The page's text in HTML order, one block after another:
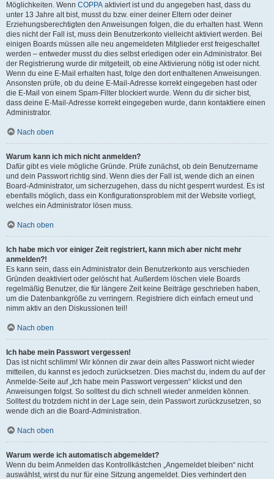
Möglichkeiten. Wenn COPPA aktiviert ist und du angegeben hast, dass du
unter 13 Jahre alt bist, musst du bzw. einer deiner Eltern oder deiner
Erziehungsberechtigten den Anweisungen folgen, die du erhalten hast. Wenn
dies nicht der Fall ist, muss dein Benutzerkonto vielleicht aktiviert werden. Bei
einigen Boards müssen alle neu angemeldeten Mitglieder erst freigeschaltet
werden – entweder musst du dies selbst erledigen oder ein Administrator. Bei
der Registrierung wurde dir mitgeteilt, ob eine Aktivierung nötig ist oder nicht.
Wenn du eine E-Mail erhalten hast, folge den dort enthaltenen Anweisungen.
Ansonsten prüfe, ob du deine E-Mail-Adresse korrekt eingegeben hast oder
die E-Mail von einem Spam-Filter blockiert wurde. Wenn du dir sicher bist,
dass deine E-Mail-Adresse korrekt eingegeben wurde, dann kontaktiere einen
Administrator.
Nach oben
Warum kann ich mich nicht anmelden?
Dafür gibt es viele mögliche Gründe. Prüfe zunächst, ob dein Benutzername
und dein Passwort richtig sind. Wenn dies der Fall ist, wende dich an einen
Board-Administrator, um sicherzugehen, dass du nicht gesperrt wurdest. Es ist
ebenfalls möglich, dass ein Konfigurationsproblem mit der Website vorliegt,
welches ein Administrator lösen muss.
Nach oben
Ich habe mich vor einiger Zeit registriert, kann mich aber nicht mehr
anmelden?!
Es kann sein, dass ein Administrator dein Benutzerkonto aus verschieden
Gründen deaktiviert oder gelöscht hat. Außerdem löschen viele Boards
regelmäßig Benutzer, die für längere Zeit keine Beiträge geschrieben haben,
um die Datenbankgröße zu verringern. Registriere dich einfach erneut und
nimm aktiv an den Diskussionen teil!
Nach oben
Ich habe mein Passwort vergessen!
Das ist nicht schlimm! Wir können dir zwar dein altes Passwort nicht wieder
mitteilen, du kannst es jedoch zurücksetzen. Dies machst du, indem du auf der
Anmelde-Seite auf „Ich habe mein Passwort vergessen“ klickst und den
Anweisungen folgst. So solltest du dich schnell wieder anmelden können.
Solltest du trotzdem nicht in der Lage sein, dein Passwort zurückzusetzen, so
wende dich an die Board-Administration.
Nach oben
Warum werde ich automatisch abgemeldet?
Wenn du beim Anmelden das Kontrollkästchen „Angemeldet bleiben“ nicht
auswählst, wirst du nur für eine Sitzung angemeldet. Dies verhindert den